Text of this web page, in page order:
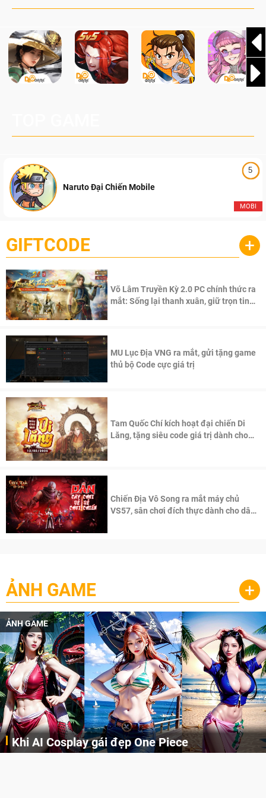
5
MOBI
Naruto Đại Chiến Mobile
GIFTCODE +
Võ Lâm Truyền Kỳ 2.0 PC chính thức ra
mắt: Sống lại thanh xuân, giữ trọn tinh
MU Lục Địa VNG ra mắt, gửi tặng game
thủ bộ Code cực giá trị
Tam Quốc Chí kích hoạt đại chiến Di
Lăng, tặng siêu code giá trị dành cho
Chiến Địa Vô Song ra mắt máy chủ
VS57, sân chơi đích thực dành cho dân
ẢNH GAME +
ẢNH GAME
Khi AI Cosplay gái đẹp One Piece